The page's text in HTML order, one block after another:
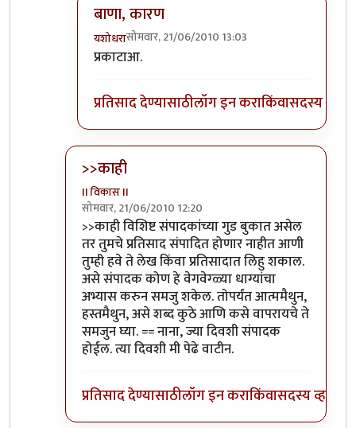
बाणा, कारण
यशोधरासोमवार, 21/06/2010 13:03
In reply to
प्रकाटाआ.
प्रतिसाद देण्यासाठीलॉग इन कराकिंवासदस्य व्हा
>>काही
II विकास II
सोमवार, 21/06/2010 12:20
In reply toआणि बिचाराbyअवलिया
>>काही विशिष्ट संपादकांच्या गुड बुकात असेल
तर तुमचे प्रतिसाद संपादित होणार नाहीत आणी
तुम्ही हवे ते लेख किंवा प्रतिसादात लिहु शकाल.
असे संपादक कोण हे वेगवेग्ळ्या धाग्यांचा
अभ्यास करुन समजु शकेल. तोपर्यंत आत्ममैथुन,
हस्तमैथुन, असे शब्द कुठे आणि कसे वापरायचे ते
समजुन घ्या. == नाना, ज्या दिवशी संपादक
होईल. त्या दिवशी मी पेढे वाटीन.
प्रतिसाद देण्यासाठीलॉग इन कराकिंवासदस्य व्हा